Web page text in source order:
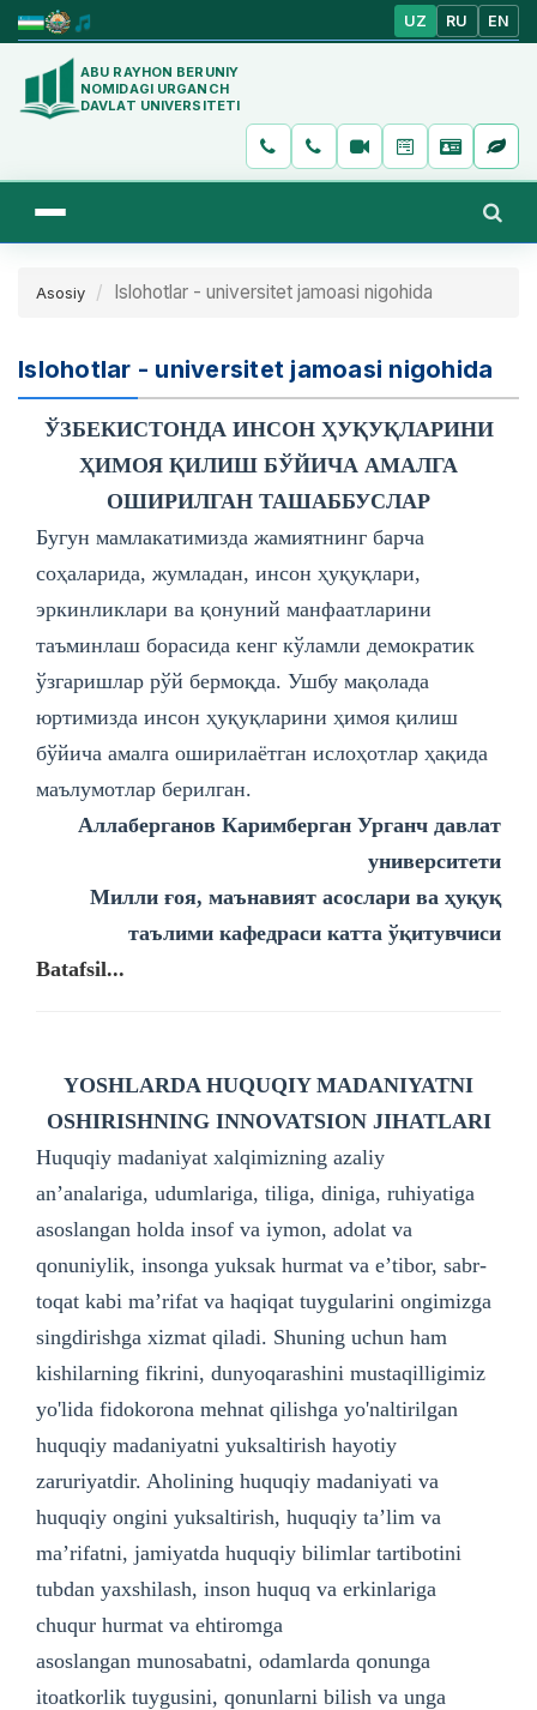
UZ RU EN
ABU RAYHON BERUNIY
NOMIDAGI URGANCH
DAVLAT UNIVERSITETI
Asosiy Islohotlar - universitet jamoasi nigohida
Islohotlar - universitet jamoasi nigohida
ЎЗБЕКИСТОНДА ИНСОН ҲУҚУҚЛАРИНИ
ҲИМОЯ ҚИЛИШ БЎЙИЧА АМАЛГА
ОШИРИЛГАН ТАШАББУСЛАР
Бугун мамлакатимизда жамиятнинг барча
соҳаларида, жумладан, инсон ҳуқуқлари,
эркинликлари ва қонуний манфаатларини
таъминлаш борасида кенг кўламли демократик
ўзгаришлар рўй бермоқда. Ушбу мақолада
юртимизда инсон ҳуқуқларини ҳимоя қилиш
бўйича амалга оширилаётган ислоҳотлар ҳақида
маълумотлар берилган.
Аллаберганов Каримберган Урганч давлат
университети
Милли ғоя, маънавият асослари ва ҳуқуқ
таълими кафедраси катта ўқитувчиси
Batafsil...
YOSHLARDA HUQUQIY MADANIYATNI
OSHIRISHNING INNOVATSION JIHATLARI
Huquqiy madaniyat xalqimizning azaliy
an’analariga, udumlariga, tiliga, diniga, ruhiyatiga
asoslangan holda insof va iymon, adolat va
qonuniylik, insonga yuksak hurmat va e’tibor, sabr-
toqat kabi ma’rifat va haqiqat tuygularini ongimizga
singdirishga xizmat qiladi. Shuning uchun ham
kishilarning fikrini, dunyoqarashini mustaqilligimiz
yo'lida fidokorona mehnat qilishga yo'naltirilgan
huquqiy madaniyatni yuksaltirish hayotiy
zaruriyatdir. Aholining huquqiy madaniyati va
huquqiy ongini yuksaltirish, huquqiy ta’lim va
ma’rifatni, jamiyatda huquqiy bilimlar tartibotini
tubdan yaxshilash, inson huquq va erkinlariga
chuqur hurmat va ehtiromga
asoslangan munosabatni, odamlarda qonunga
itoatkorlik tuygusini, qonunlarni bilish va unga